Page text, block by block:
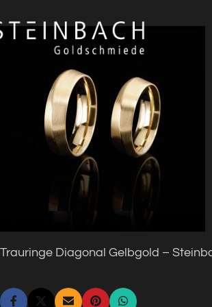
Trauringe Diagonal Gelbgold –